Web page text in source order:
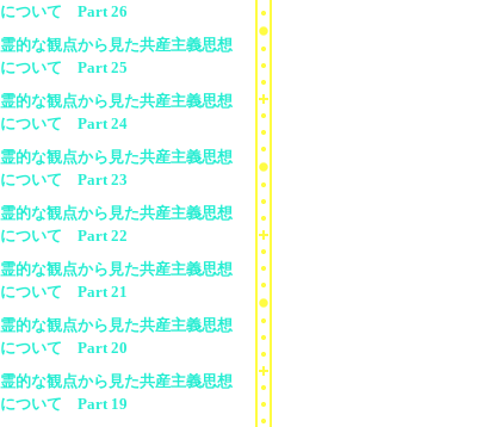
について Part 26
霊的な観点から見た共産主義思想
について Part 25
霊的な観点から見た共産主義思想
について Part 24
霊的な観点から見た共産主義思想
について Part 23
霊的な観点から見た共産主義思想
について Part 22
霊的な観点から見た共産主義思想
について Part 21
霊的な観点から見た共産主義思想
について Part 20
霊的な観点から見た共産主義思想
について Part 19